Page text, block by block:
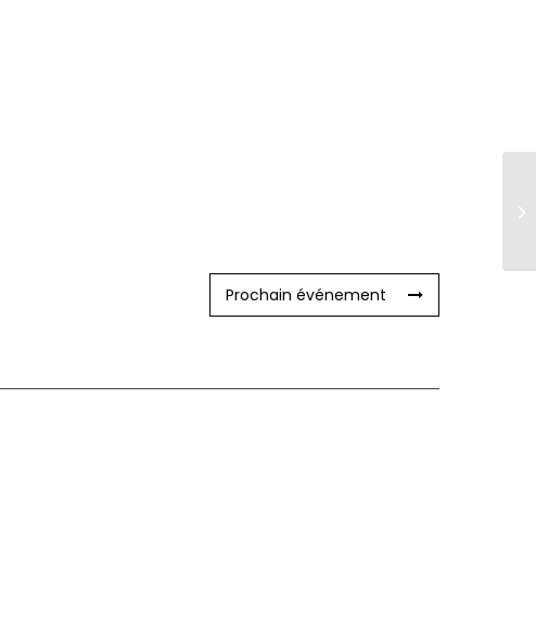
Prochain événement